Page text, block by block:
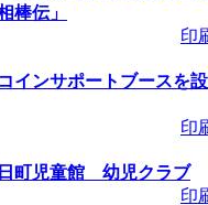
棒伝」
印
インサポートブースを設
印
町児童館 幼児クラブ
印